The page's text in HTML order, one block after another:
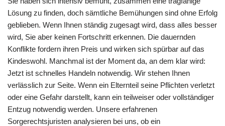
Lösung zu finden, doch sämtliche Bemühungen sind ohne Erfolg
geblieben. Wenn Ihnen ständig zugesagt wird, dass alles besser
wird, Sie aber keinen Fortschritt erkennen. Die dauernden
Konflikte fordern ihren Preis und wirken sich spürbar auf das
Kindeswohl. Manchmal ist der Moment da, an dem klar wird:
Jetzt ist schnelles Handeln notwendig. Wir stehen Ihnen
verlässlich zur Seite. Wenn ein Elternteil seine Pflichten verletzt
oder eine Gefahr darstellt, kann ein teilweiser oder vollständiger
Entzug notwendig werden. Unsere erfahrenen
Sorgerechtsjuristen analysieren bei uns, ob ein